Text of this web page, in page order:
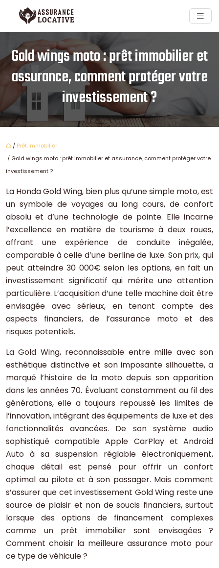
Gold wings moto : prêt immobilier et
assurance, comment protéger votre
investissement ?
/ Prêt immobilier
/ Gold wings moto : prêt immobilier et assurance, comment protéger votre
investissement ?
La Honda Gold Wing, bien plus qu’une simple moto, est
un symbole de voyages au long cours, de confort
absolu et d’une technologie de pointe. Elle incarne
l’excellence en matière de tourisme à deux roues,
offrant une expérience de conduite inégalée,
comparable à celle d’une berline de luxe. Son prix, qui
peut atteindre 30 000€ selon les options, en fait un
investissement significatif qui mérite une attention
particulière. L’acquisition d’une telle machine doit être
envisagée avec sérieux, en tenant compte des
aspects financiers, de l’assurance moto et des
risques potentiels.
La Gold Wing, reconnaissable entre mille avec son
esthétique distinctive et son imposante silhouette, a
marqué l’histoire de la moto depuis son apparition
dans les années 70. Évoluant constamment au fil des
générations, elle a toujours repoussé les limites de
l’innovation, intégrant des équipements de luxe et des
fonctionnalités avancées. De son système audio
sophistiqué compatible Apple CarPlay et Android
Auto à sa suspension réglable électroniquement,
chaque détail est pensé pour offrir un confort
optimal au pilote et à son passager. Mais comment
s’assurer que cet investissement Gold Wing reste une
source de plaisir et non de soucis financiers, surtout
lorsque des options de financement complexes
comme un prêt immobilier sont envisagées ?
Comment choisir la meilleure assurance moto pour
ce type de véhicule ?